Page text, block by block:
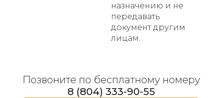
назначению и не
передавать
документ другим
лицам.
Позвоните по бесплатному номеру
8 (804) 333-90-55